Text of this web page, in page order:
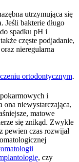
utrzymująca się
Jeśli bakterie długo
spadku pH i
częste podjadanie,
nieregularna
ortodontycznym.
i
ona niewystarczająca,
matowe
się znikąd. Zwykle
pewien czas rozwijał
, czy